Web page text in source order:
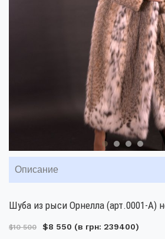
Описание
Шуба из рыси Орнелла (арт.0001-А)
$10 500 $8 550 (в грн: 239400)